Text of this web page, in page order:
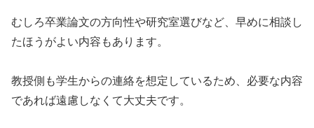
むしろ卒業論文の方向性や研究室選びなど、早めに相談し
たほうがよい内容もあります。
教授側も学生からの連絡を想定しているため、必要な内容
であれば遠慮しなくて大丈夫です。